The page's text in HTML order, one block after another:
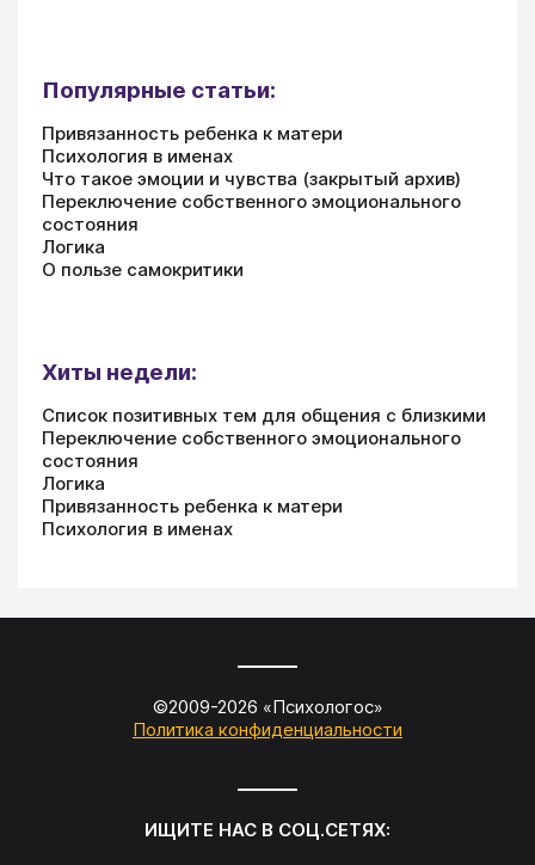
Популярные статьи:
Привязанность ребенка к матери
Психология в именах
Что такое эмоции и чувства (закрытый архив)
Переключение собственного эмоционального
состояния
Логика
О пользе самокритики
Хиты недели:
Список позитивных тем для общения с близкими
Переключение собственного эмоционального
состояния
Логика
Привязанность ребенка к матери
Психология в именах
©2009-2026 «Психологос»
Политика конфиденциальности
ИЩИТЕ НАС В СОЦ.СЕТЯХ: